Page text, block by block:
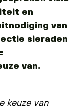
en
van
sieraden
van.
keuze van